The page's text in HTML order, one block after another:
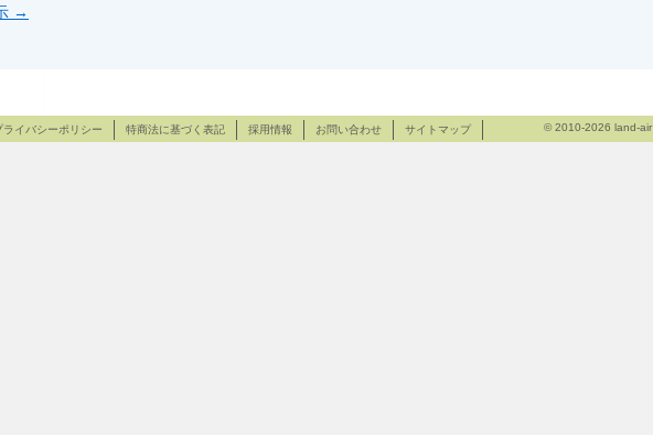
→
© 2010-2026 land-air
ライバシーポリシー 特商法に基づく表記 採用情報 お問い合わせ サイトマップ